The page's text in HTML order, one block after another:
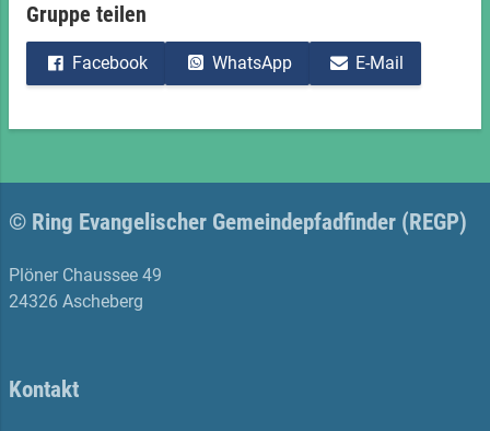
Gruppe teilen
Facebook WhatsApp E-Mail
© Ring Evangelischer Gemeindepfadfinder (REGP)
Plöner Chaussee 49
24326 Ascheberg
Kontakt